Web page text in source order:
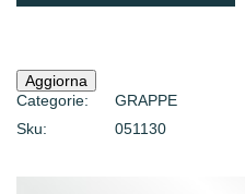
Categorie:
GRAPPE
Sku:
051130